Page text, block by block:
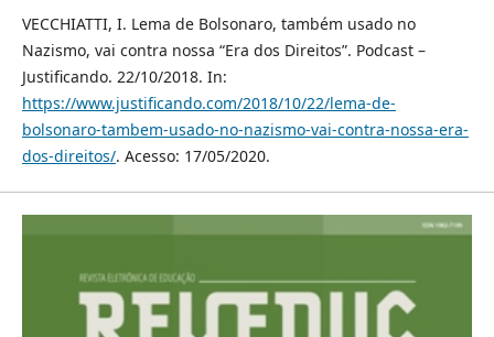
VECCHIATTI, I. Lema de Bolsonaro, também usado no
Nazismo, vai contra nossa “Era dos Direitos”. Podcast –
Justificando. 22/10/2018. In:
https://www.justificando.com/2018/10/22/lema-de-
bolsonaro-tambem-usado-no-nazismo-vai-contra-nossa-era-
dos-direitos/. Acesso: 17/05/2020.